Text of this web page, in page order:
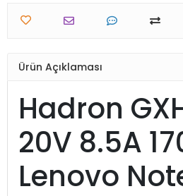
Ürün Açıklaması
Hadron
20V 8.5A
Lenovo